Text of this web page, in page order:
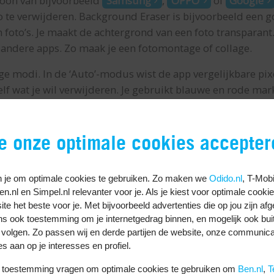
verwijderen. Background Eraser is bijvoorbeeld een
Je maakt de achtergrond van een foto
apps. Zo maak je een fotomontage of collage.
modi. In de ‘Auto’-modus wist de app vergelijkbare
wat je wil verwijderen. Je gebruikt blauwe en rode
Eraser
voor het snijden van
en het transparant
van de achtergrond.
Download
onze optimale cookies
je om optimale cookies te gebruiken. Zo maken we Odido.nl, T-
en Simpel.nl relevanter voor je. Als je kiest voor optimale
het beste voor je. Met bijvoorbeeld advertenties die op jou zijn
ook toestemming om je internetgedrag binnen, en mogelijk ook
Zo passen wij en derde partijen de website, onze
aan op je interesses en profiel.
vragen om optimale cookies te gebruiken om Ben.nl,